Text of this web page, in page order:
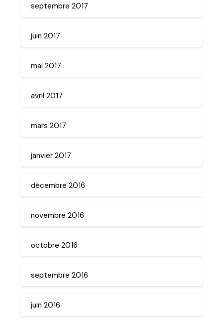
septembre 2017
juin 2017
mai 2017
avril 2017
mars 2017
janvier 2017
décembre 2016
novembre 2016
octobre 2016
septembre 2016
juin 2016